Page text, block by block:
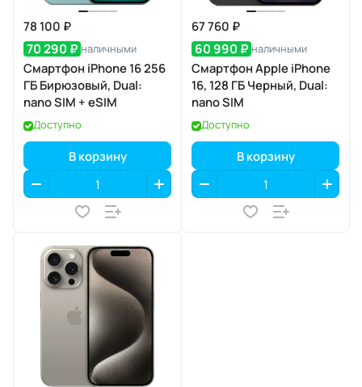
78 100 ₽
70 290 ₽ наличными
Смартфон iPhone 16 256
ГБ Бирюзовый, Dual:
nano SIM + eSIM
Доступно
В корзину
67 760 ₽
60 990 ₽ наличными
Смартфон Apple iPhone
16, 128 ГБ Черный, Dual:
nano SIM
Доступно
В корзину